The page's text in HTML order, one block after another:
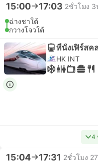
15:00 17:03 2ชั่วโมง
ฉ่างชาใต้
กวางโจวใต้
ที่นั่งเฟิร์สค
HK INT
4
15:04 17:31 2ชั่วโมง